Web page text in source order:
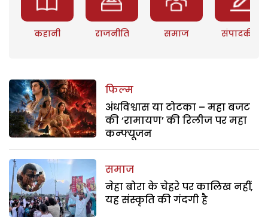
कहानी राजनीति समाज संपादकीय
फिल्म
अंधविश्वास या टोटका – महा बजट
की ‘रामायण’ की रिलीज पर महा
कन्फ्यूजन
समाज
नेहा बोरा के चेहरे पर कालिख नहीं,
यह संस्कृति की गंदगी है